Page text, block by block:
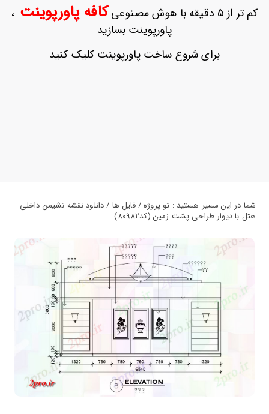
ثبت
بازیابی
کم تر از 5 دقیقه با هوش مصنوعی کافه پاورپوینت ،
پاورپوینت بسازید
برای شروع ساخت پاورپوینت کلیک کنید
شما در این مسیر هستید : تو پروژه / فایل ها / دانلود نقشه نشیمن داخلی
هتل با دیوار طراحی پشت زمین (کد80982)